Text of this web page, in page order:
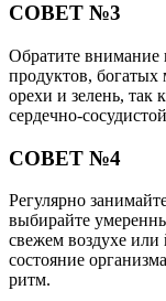
СОВЕТ №3
Обратите внимание
продуктов,
орехи и зелень, так
сердечно-
СОВЕТ №4
Регулярно
выбирайте
свежем воздухе
состояние
ритм.